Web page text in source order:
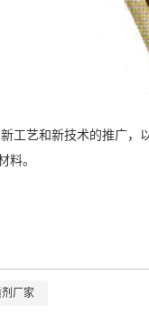
工艺和新技术的推广
料。
厂家